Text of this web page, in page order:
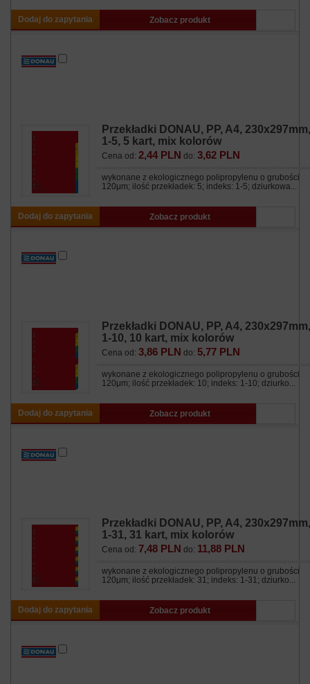
Dodaj do zapytania Zobacz produkt
Przekładki DONAU, PP, A4, 230x297mm,
1-5, 5 kart, mix kolorów
Cena od: 2,44 PLN do: 3,62 PLN
wykonane z ekologicznego polipropylenu o grubości
120μm; ilość przekładek: 5; indeks: 1-5; dziurkowa...
Dodaj do zapytania Zobacz produkt
Przekładki DONAU, PP, A4, 230x297mm,
1-10, 10 kart, mix kolorów
Cena od: 3,86 PLN do: 5,77 PLN
wykonane z ekologicznego polipropylenu o grubości
120μm; ilość przekładek: 10; indeks: 1-10; dziurko...
Dodaj do zapytania Zobacz produkt
Przekładki DONAU, PP, A4, 230x297mm,
1-31, 31 kart, mix kolorów
Cena od: 7,48 PLN do: 11,88 PLN
wykonane z ekologicznego polipropylenu o grubości
120μm; ilość przekładek: 31; indeks: 1-31; dziurko...
Dodaj do zapytania Zobacz produkt